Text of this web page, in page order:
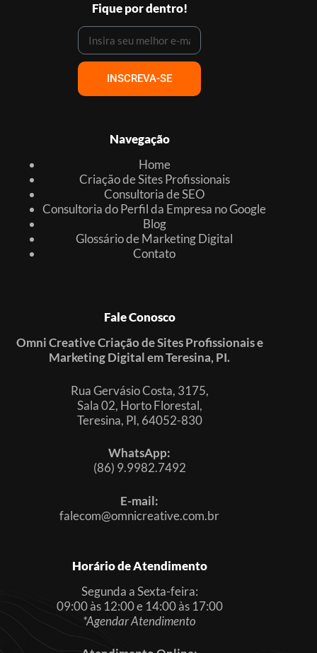
Fique por dentro!
INSCREVA-SE
Navegação
Home
Criação de Sites Profissionais
Consultoria de SEO
Consultoria do Perfil da Empresa no Google
Blog
Glossário de Marketing Digital
Contato
Fale Conosco
Omni Creative Criação de Sites Profissionais e
Marketing Digital em Teresina, PI.
Rua Gervásio Costa, 3175,
Sala 02, Horto Florestal,
Teresina, PI, 64052-830
WhatsApp:
(86) 9.9982.7492
E-mail:
falecom@omnicreative.com.br
Horário de Atendimento
Segunda a Sexta-feira:
09:00 às 12:00 e 14:00 às 17:00
*Agendar Atendimento